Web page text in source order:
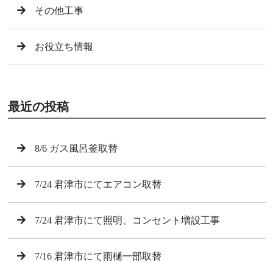
その他工事
お役立ち情報
最近の投稿
8/6 ガス風呂釜取替
7/24 君津市にてエアコン取替
7/24 君津市にて照明、コンセント増設工事
7/16 君津市にて雨樋一部取替